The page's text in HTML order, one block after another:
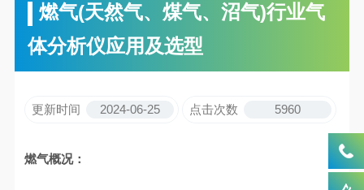
燃气(天然气、煤气、沼气)行业气
体分析仪应用及选型
更新时间 2024-06-25 点击次数 5960
燃气概况：